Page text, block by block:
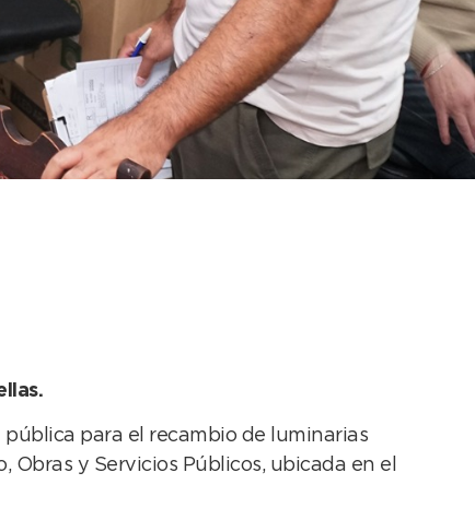
para el recambio de luminarias
y Servicios Públicos, ubicada en el